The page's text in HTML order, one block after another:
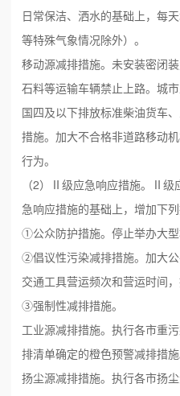
日常保洁、洒水的基础上，每
等特殊气象情况除外）。
移动源减排措施。未安装密闭
石料等运输车辆禁止上路。城
国四及以下排放标准柴油货车
措施。加大不合格非道路移动
行为。
（2）Ⅱ级应急响应措施。Ⅱ
急响应措施的基础上，增加下列
①公众防护措施。停止举办大型
②倡议性污染减排措施。加大
交通工具营运频次和营运时间
③强制性减排措施。
工业源减排措施。执行各市重
排清单确定的橙色预警减排措施
扬尘源减排措施。执行各市扬